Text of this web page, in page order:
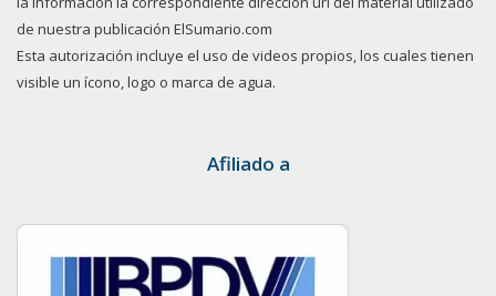
de nuestra publicación ElSumario.com
Esta autorización incluye el uso de videos propios, los cuales tienen
visible un ícono, logo o marca de agua.
Afiliado a